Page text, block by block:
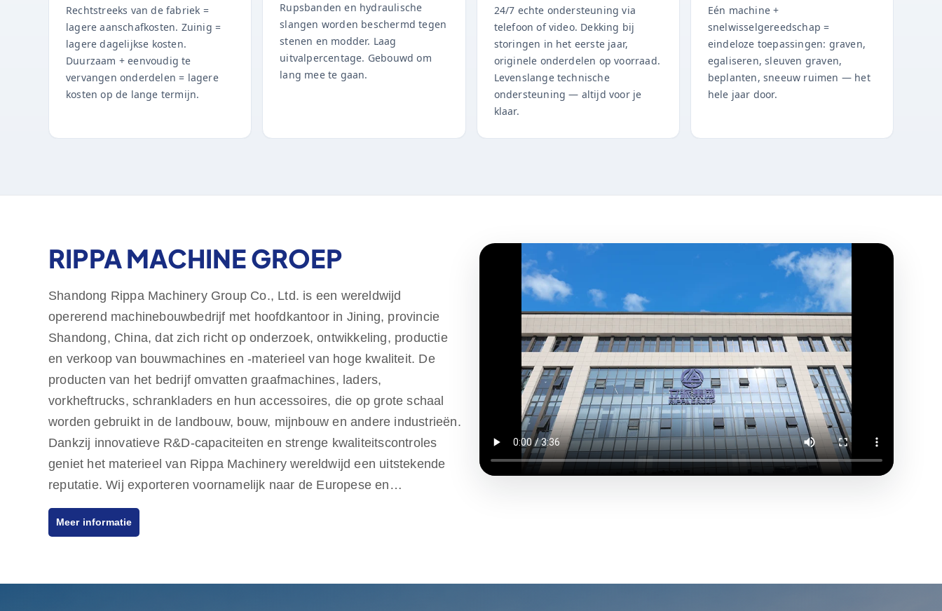
Rechtstreeks van de fabriek =
lagere aanschafkosten. Zuinig =
lagere dagelijkse kosten.
Duurzaam + eenvoudig te
vervangen onderdelen = lagere
kosten op de lange termijn.
Rupsbanden en hydraulische
slangen worden beschermd tegen
stenen en modder. Laag
uitvalpercentage. Gebouwd om
lang mee te gaan.
24/7 echte ondersteuning via
telefoon of video. Dekking bij
storingen in het eerste jaar,
originele onderdelen op voorraad.
Levenslange technische
ondersteuning — altijd voor je
klaar.
Eén machine +
snelwisselgereedschap =
eindeloze toepassingen: graven,
egaliseren, sleuven graven,
beplanten, sneeuw ruimen — het
hele jaar door.
RIPPA MACHINE GROEP
Shandong Rippa Machinery Group Co., Ltd. is een wereldwijd
opererend machinebouwbedrijf met hoofdkantoor in Jining, provincie
Shandong, China, dat zich richt op onderzoek, ontwikkeling, productie
en verkoop van bouwmachines en -materieel van hoge kwaliteit. De
producten van het bedrijf omvatten graafmachines, laders,
vorkheftrucks, schrankladers en hun accessoires, die op grote schaal
worden gebruikt in de landbouw, bouw, mijnbouw en andere industrieën.
Dankzij innovatieve R&D-capaciteiten en strenge kwaliteitscontroles
geniet het materieel van Rippa Machinery wereldwijd een uitstekende
reputatie. Wij exporteren voornamelijk naar de Europese en
Amerikaanse markten en bieden een kwaliteitsgarantie van één jaar. Wij
streven ernaar om aan de behoeften van onze klanten aan
Meer informatie